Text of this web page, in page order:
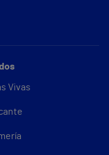
Vivas